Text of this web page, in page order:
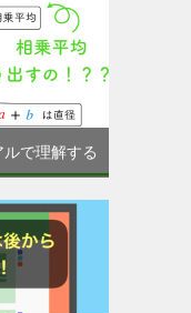
で理解する